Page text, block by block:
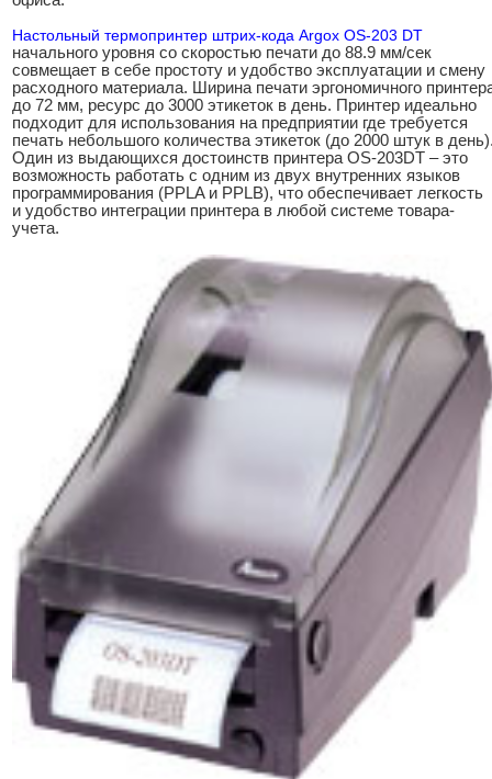
Настольный термопринтер штрих-кода Argox OS-203 DT
начального уровня со скоростью печати до 88.9 мм/сек
совмещает в себе простоту и удобство эксплуатации и смену
расходного материала. Ширина печати эргономичного
до 72 мм, ресурс до 3000 этикеток в день. Принтер идеально
подходит для использования на предприятии где требуется
печать небольшого количества этикеток (до 2000 штук в
Один из выдающихся достоинств принтера OS-203DT – это
возможность работать с одним из двух внутренних языков
программирования (PPLA и PPLB), что обеспечивает легкость
и удобство интеграции принтера в любой системе товара-
учета.